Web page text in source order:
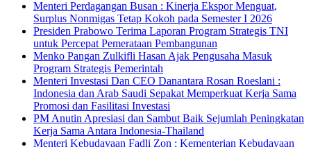
Menteri Perdagangan Busan : Kinerja Ekspor Menguat,
Surplus Nonmigas Tetap Kokoh pada Semester I 2026
Presiden Prabowo Terima Laporan Program Strategis TNI
untuk Percepat Pemerataan Pembangunan
Menko Pangan Zulkifli Hasan Ajak Pengusaha Masuk
Program Strategis Pemerintah
Menteri Investasi Dan CEO Danantara Rosan Roeslani :
Indonesia dan Arab Saudi Sepakat Memperkuat Kerja Sama
Promosi dan Fasilitasi Investasi
PM Anutin Apresiasi dan Sambut Baik Sejumlah Peningkatan
Kerja Sama Antara Indonesia-Thailand
Menteri Kebudayaan Fadli Zon : Kementerian Kebudayaan